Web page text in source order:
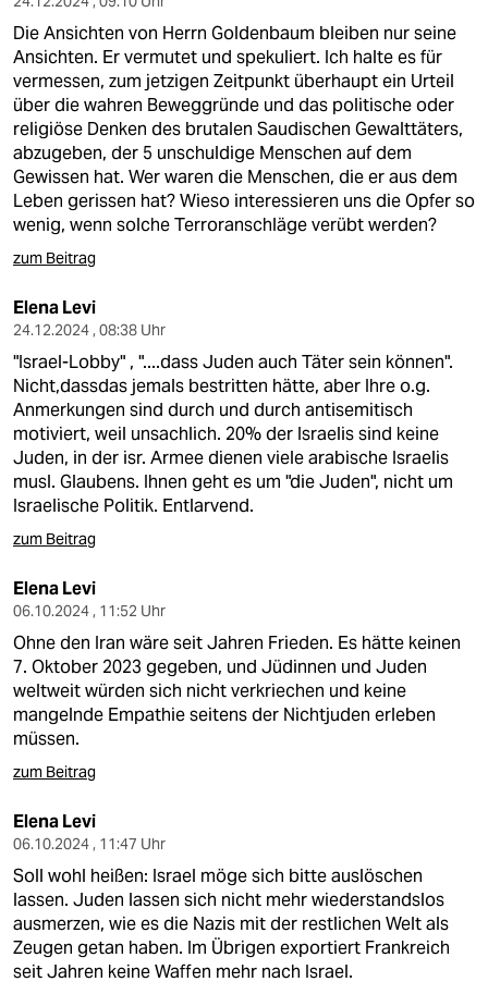
Die Ansichten von Herrn Goldenbaum bleiben nur seine
Ansichten. Er vermutet und spekuliert. Ich halte es für
vermessen, zum jetzigen Zeitpunkt überhaupt ein Urteil
über die wahren Beweggründe und das politische oder
religiöse Denken des brutalen Saudischen Gewalttäters,
abzugeben, der 5 unschuldige Menschen auf dem
Gewissen hat. Wer waren die Menschen, die er aus dem
Leben gerissen hat? Wieso interessieren uns die Opfer so
wenig, wenn solche Terroranschläge verübt werden?
zum Beitrag
Elena Levi
24.12.2024 , 08:38 Uhr
"Israel-Lobby" , "....dass Juden auch Täter sein können".
Nicht,dassdas jemals bestritten hätte, aber Ihre o.g.
Anmerkungen sind durch und durch antisemitisch
motiviert, weil unsachlich. 20% der Israelis sind keine
Juden, in der isr. Armee dienen viele arabische Israelis
musl. Glaubens. Ihnen geht es um "die Juden", nicht um
Israelische Politik. Entlarvend.
zum Beitrag
Elena Levi
06.10.2024 , 11:52 Uhr
Ohne den Iran wäre seit Jahren Frieden. Es hätte keinen
7. Oktober 2023 gegeben, und Jüdinnen und Juden
weltweit würden sich nicht verkriechen und keine
mangelnde Empathie seitens der Nichtjuden erleben
müssen.
zum Beitrag
Elena Levi
06.10.2024 , 11:47 Uhr
Soll wohl heißen: Israel möge sich bitte auslöschen
lassen. Juden lassen sich nicht mehr wiederstandslos
ausmerzen, wie es die Nazis mit der restlichen Welt als
Zeugen getan haben. Im Übrigen exportiert Frankreich
seit Jahren keine Waffen mehr nach Israel.